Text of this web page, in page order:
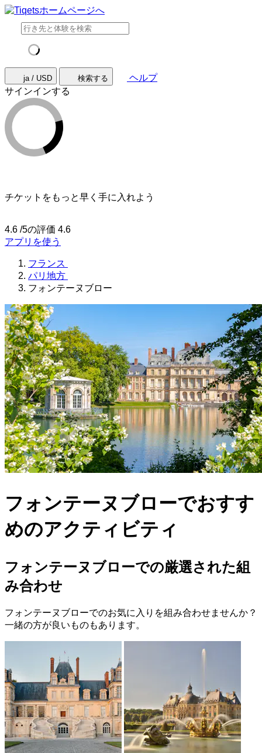
ja / USD 検索する
ヘルプ
サインインする
チケットをもっと早く手に入れよう
4.6 /5の評価 4.6
アプリを使う
フランス
パリ地方
フォンテーヌブロー
フォンテーヌブローでおすす
めのアクティビティ
フォンテーヌブローでの厳選された組
み合わせ
フォンテーヌブローでのお気に入りを組み合わせませんか？
一緒の方が良いものもあります。